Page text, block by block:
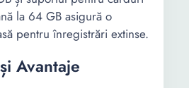
la 64 GB asigură o
pentru înregistrări extinse.
Avantaje